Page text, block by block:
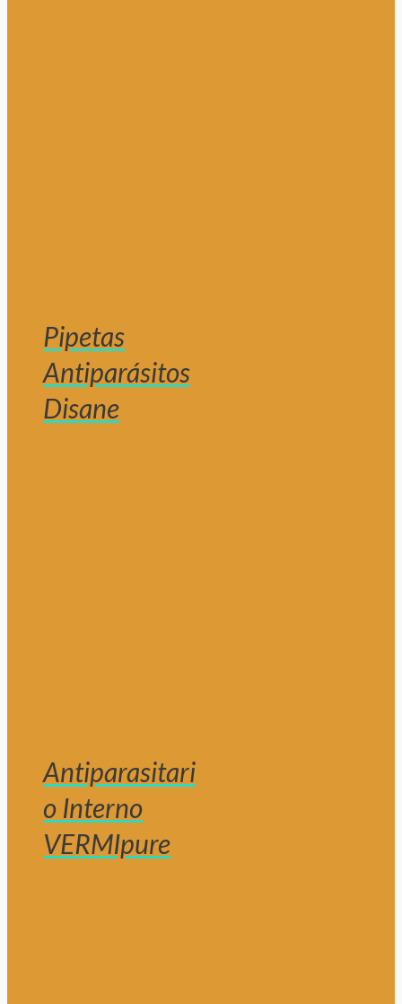
Pipetas
Antiparásitos
Disane
Antiparasitari
o Interno
VERMIpure